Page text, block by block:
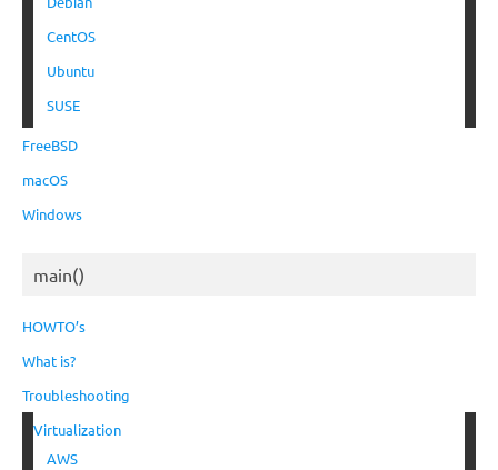
CentOS
Ubuntu
SUSE
FreeBSD
macOS
Windows
main()
HOWTO’s
What is?
Troubleshooting
Virtualization
AWS